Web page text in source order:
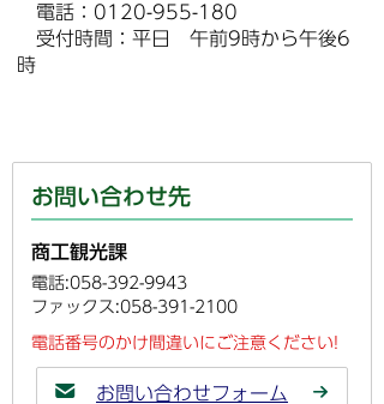
電話：0120-955-180
受付時間：平日 午前9時から午後6
時
お問い合わせ先
商工観光課
電話:058-392-9943
ファックス:058-391-2100
電話番号のかけ間違いにご注意ください!
お問い合わせフォーム